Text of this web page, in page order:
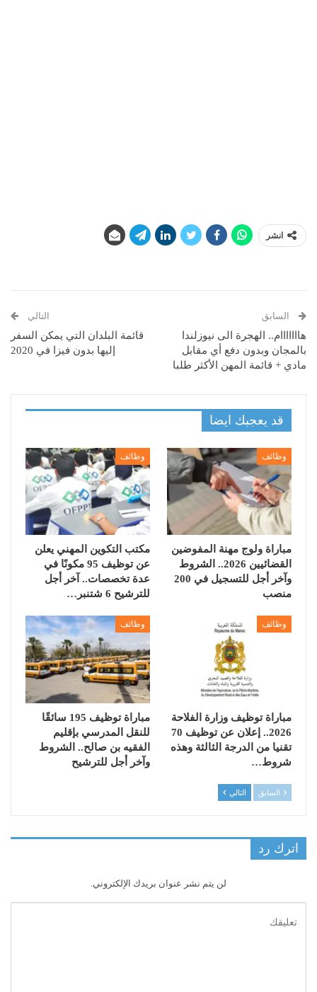
انشر
السابق
هااااااام.. الهجرة الى نيوزلندا
بالمجان وبدون دفع أي مقابل
مادي + قائمة المهن الأكثر طلبا
التالي
قائمة البلدان التي يمكن السفر
إليها بدون فيزا في 2020
قد يعجبك ايضا
وظائف
مباراة ولوج مهنة المفوضين
القضائيين 2026.. الشروط
وآخر أجل للتسجيل في 200
منصب
وظائف
مكتب التكوين المهني يعلن
عن توظيف 95 مكونًا في
عدة تخصصات.. آخر أجل
للترشيح 6 شتنبر…
وظائف
مباراة توظيف وزارة الفلاحة
2026.. إعلان عن توظيف 70
تقنيا من الدرجة الثالثة وهذه
شروط…
وظائف
مباراة توظيف 195 سائقًا
للنقل المدرسي بإقليم
الفقيه بن صالح.. الشروط
وآخر أجل للترشيح
السابق التالي
اترك رد
لن يتم نشر عنوان بريدك الإلكتروني.